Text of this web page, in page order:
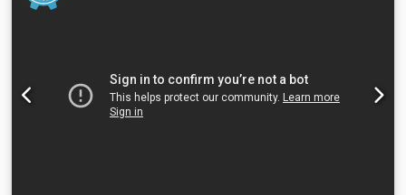
Magic con un concepto de accionamiento totalmente
adecuada para actualizaciones de líneas de embotellado
usadas e integraciones de equipos de segunda mano que
requieren capacidades robustas de moldeo por